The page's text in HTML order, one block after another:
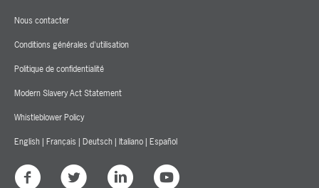
Nous contacter
Conditions générales d'utilisation
Politique de confidentialité
Modern Slavery Act Statement
Whistleblower Policy
English | Français | Deutsch | Italiano | Español